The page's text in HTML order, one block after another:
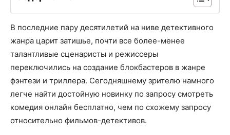
В последние пару десятилетий на ниве детективного
жанра царит затишье, почти все более-менее
талантливые сценаристы и режиссеры
переключились на создание блокбастеров в жанре
фэнтези и триллера. Сегодняшнему зрителю намного
легче найти достойную новинку по запросу смотреть
комедия онлайн бесплатно, чем по схожему запросу
относительно фильмов-детективов.